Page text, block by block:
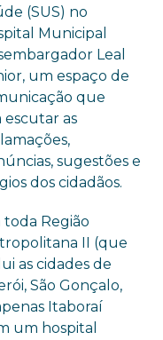
(SUS) no
Municipal
Leal
um espaço de
que
escutar as
sugestões e
dos cidadãos.
toda Região
II (que
as cidades de
São Gonçalo,
Itaboraí
um hospital